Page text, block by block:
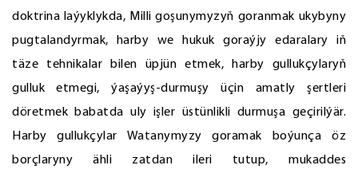
doktrina laýyklykda, Milli goşunymyzyň goranmak ukybyny
pugtalandyrmak, harby we hukuk goraýjy edaralary iň
täze tehnikalar bilen üpjün etmek, harby gullukçylaryň
gulluk etmegi, ýaşaýyş-durmuşy üçin amatly şertleri
döretmek babatda uly işler üstünlikli durmuşa geçirilýär.
Harby gullukçylar Watanymyzy goramak boýunça öz
borçlaryny ähli zatdan ileri tutup, mukaddes